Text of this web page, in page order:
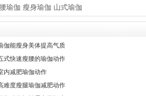
瑜伽 瘦身瑜伽 山式瑜伽
伽能瘦身美体提高气质
式快速瘦腰的瑜伽动作
内减肥瑜伽动作
难度瘦腿瑜伽减肥动作